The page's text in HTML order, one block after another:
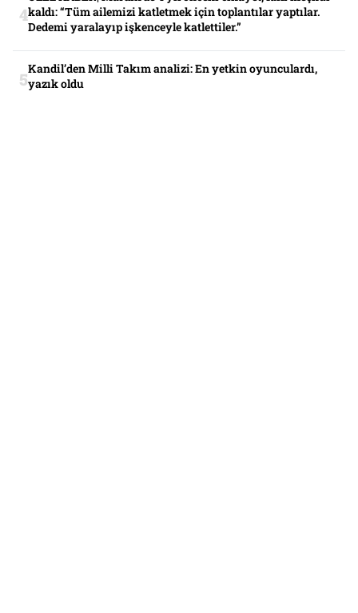
kaldı: “Tüm ailemizi katletmek için toplantılar yaptılar.
Dedemi yaralayıp işkenceyle katlettiler.”
Kandil’den Milli Takım analizi: En yetkin oyunculardı,
yazık oldu